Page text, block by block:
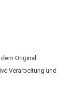
Original.
Verarbeitung und